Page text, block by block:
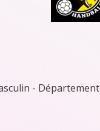
- Département